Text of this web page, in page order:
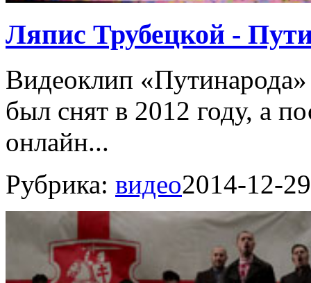
Ляпис Трубецкой -
Видеоклип
был снят в 2012 году, а
онлайн...
Рубрика: видео2014-12-29